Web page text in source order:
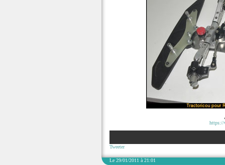
https://
Tweeter
Le 29/01/2011 à 21:01